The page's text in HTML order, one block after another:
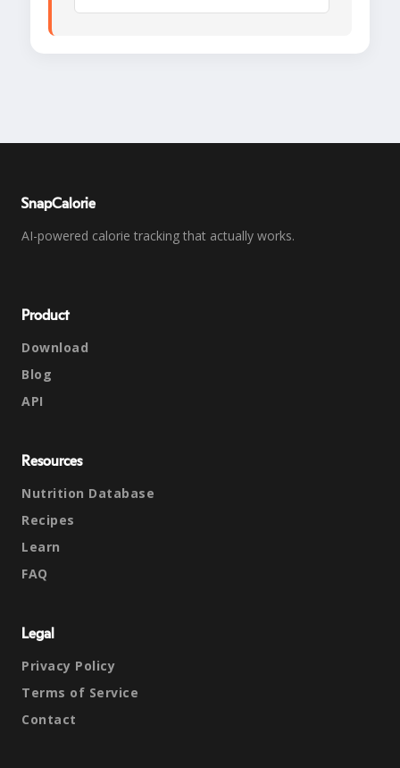
SnapCalorie
AI-powered calorie tracking that actually works.
Product
Download
Blog
API
Resources
Nutrition Database
Recipes
Learn
FAQ
Legal
Privacy Policy
Terms of Service
Contact